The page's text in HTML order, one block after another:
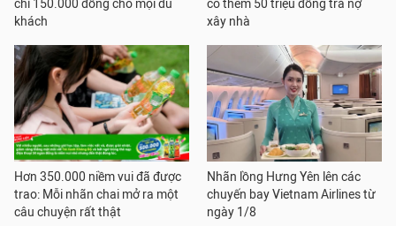
chỉ 150.000 đồng cho mọi du
khách
có thêm 50 triệu đồng trả nợ
xây nhà
Hơn 350.000 niềm vui đã được
trao: Mỗi nhãn chai mở ra một
câu chuyện rất thật
Nhãn lồng Hưng Yên lên các
chuyến bay Vietnam Airlines từ
ngày 1/8